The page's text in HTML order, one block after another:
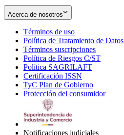
Acerca de nosotros
Términos de uso
in
new
window
Política de Tratamiento de Datos
Términos suscripciones
in
Política de Riesgos C/ST
Política SAGRILAFT
new
window
Certificación ISSN
in
new
TyC Plan de Gobierno
in
Protección del consumidorOpens
Notificaciones judiciales